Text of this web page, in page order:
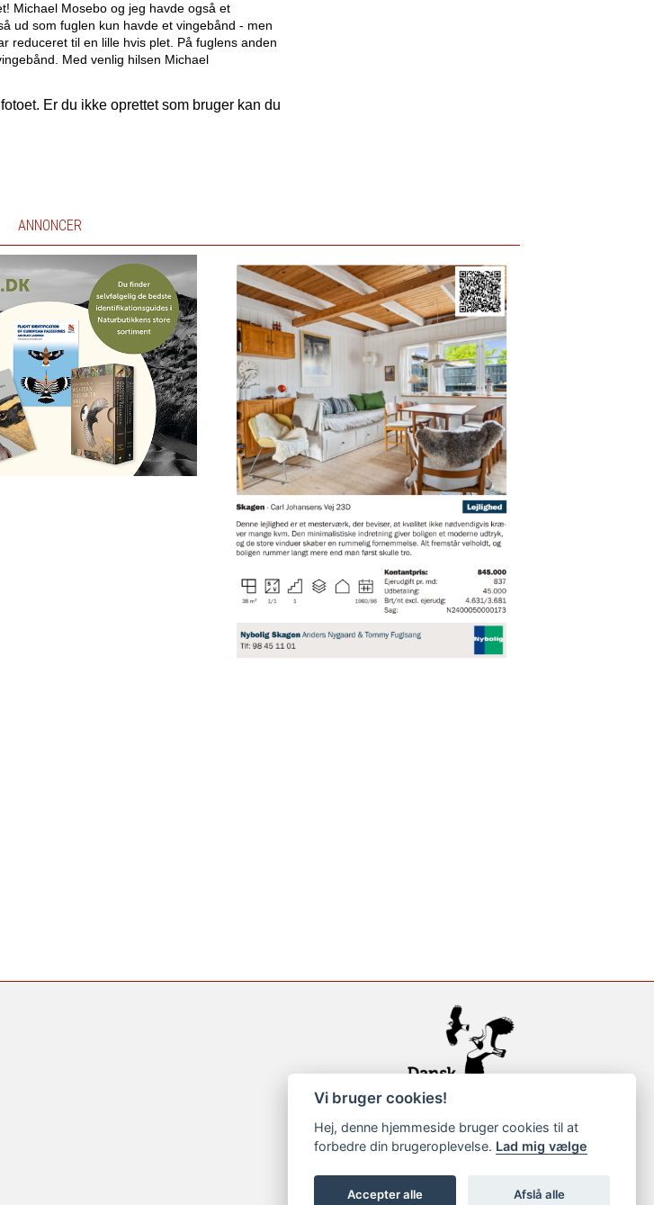
Michael Mosebo og jeg havde også et
ud som fuglen kun havde et vingebånd - men
reduceret til en lille hvis plet. På fuglens anden
Med venlig hilsen Michael
Er du ikke oprettet som bruger kan du
ANNONCER
Vi bruger cookies!
Hej, denne hjemmeside bruger cookies til at
forbedre din brugeroplevelse. Lad mig vælge
Accepter alle Afslå alle